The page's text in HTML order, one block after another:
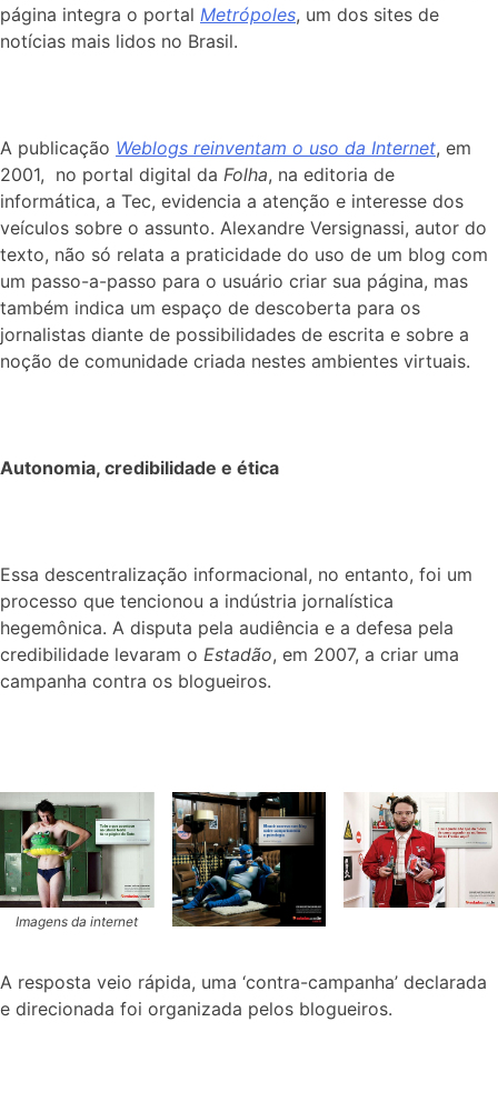
página integra o portal Metrópoles, um dos sites de
notícias mais lidos no Brasil.
A publicação Weblogs reinventam o uso da Internet, em
2001, no portal digital da Folha, na editoria de
informática, a Tec, evidencia a atenção e interesse dos
veículos sobre o assunto. Alexandre Versignassi, autor do
texto, não só relata a praticidade do uso de um blog com
um passo-a-passo para o usuário criar sua página, mas
também indica um espaço de descoberta para os
jornalistas diante de possibilidades de escrita e sobre a
noção de comunidade criada nestes ambientes virtuais.
Autonomia, credibilidade e ética
Essa descentralização informacional, no entanto, foi um
processo que tencionou a indústria jornalística
hegemônica. A disputa pela audiência e a defesa pela
credibilidade levaram o Estadão, em 2007, a criar uma
campanha contra os blogueiros.
Imagens da internet
A resposta veio rápida, uma ‘contra-campanha’ declarada
e direcionada foi organizada pelos blogueiros.